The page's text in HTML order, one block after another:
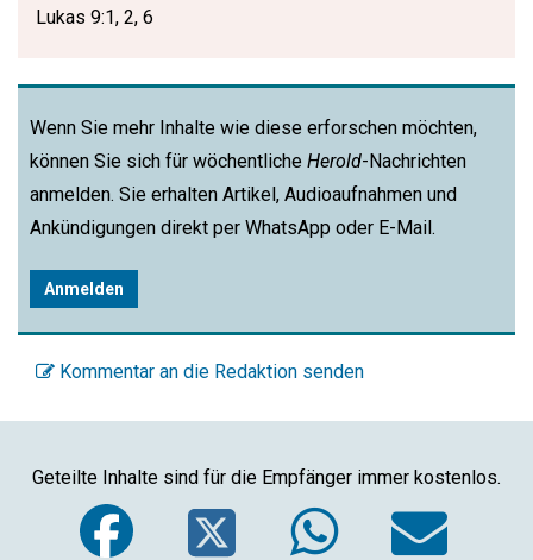
Lukas 9:1, 2, 6
Wenn Sie mehr Inhalte wie diese erforschen möchten,
können Sie sich für wöchentliche Herold-Nachrichten
anmelden. Sie erhalten Artikel, Audioaufnahmen und
Ankündigungen direkt per WhatsApp oder E-Mail.
Anmelden
Kommentar an die Redaktion senden
Geteilte Inhalte sind für die Empfänger immer kostenlos.
Facebook
Twitter